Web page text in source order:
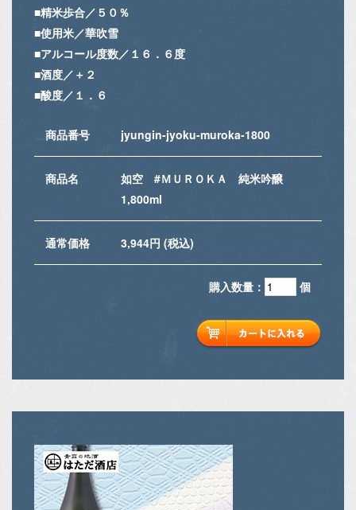
■精米歩合／５０％
■使用米／華吹雪
■アルコール度数／１６．６度
■酒度／＋２
■酸度／１．６
商品番号 jyungin-jyoku-muroka-1800
商品名
如空 #ＭＵＲＯＫＡ 純米吟醸
1,800ml
通常価格 3,944円 (税込)
購入数量： 個